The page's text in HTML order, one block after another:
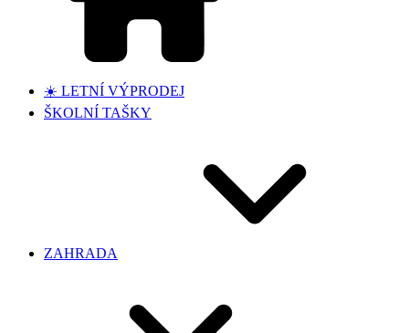
☀️ LETNÍ VÝPRODEJ
ŠKOLNÍ TAŠKY
ZAHRADA